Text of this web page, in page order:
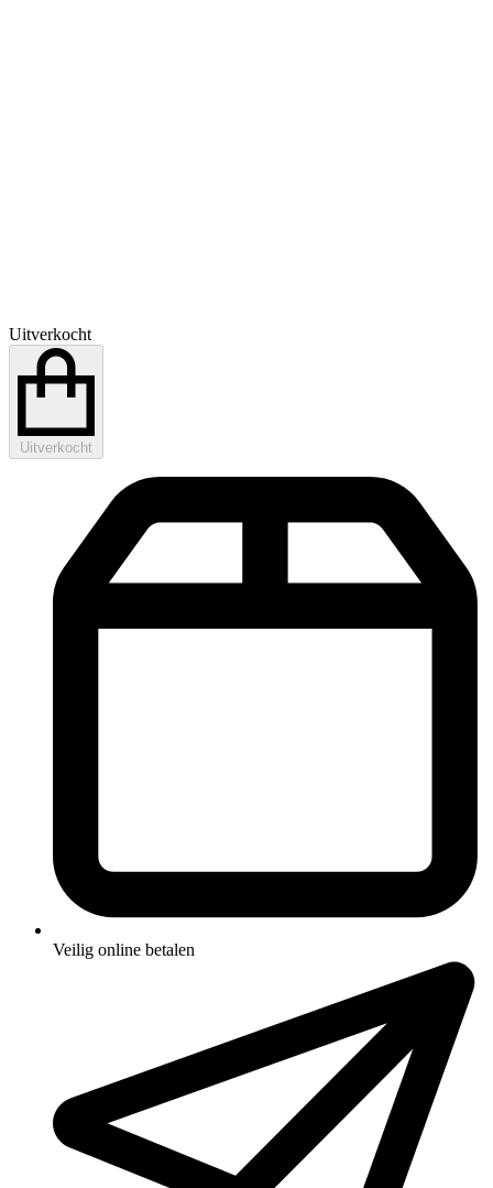
Uitverkocht
Uitverkocht
Veilig online betalen